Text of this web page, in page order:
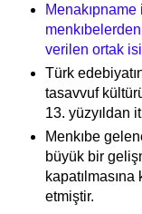
Menakıpname
verilen ortak
Türk
tasavvuf
13. yüzyıldan
Menkıbe
büyük bir
etmiştir.